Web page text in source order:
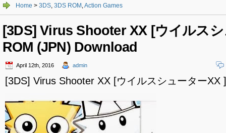
Home > 3DS, 3DS ROM ,Action Games
[3DS] Virus Shooter XX [ウイルス
ROM (JPN) Download
April 12th, 2016 admin
[3DS] Virus Shooter XX [ウイルスシューターXX